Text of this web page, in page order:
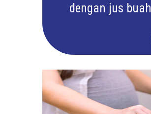
dengan jus buah